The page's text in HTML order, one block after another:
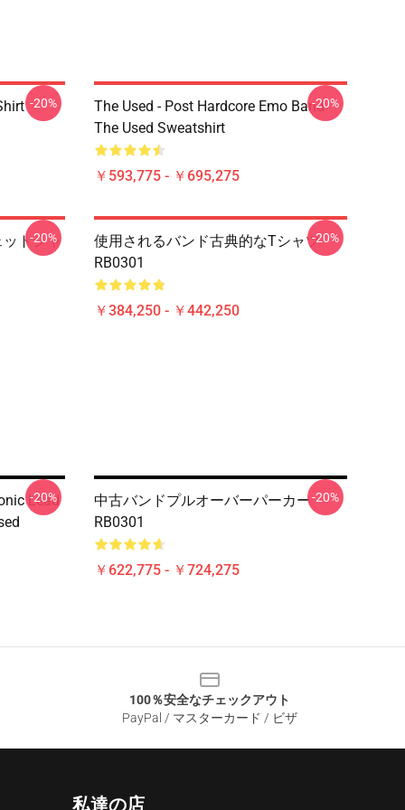
-20%
The Used - Post Hardcore Emo Band
The Used Sweatshirt
￥593,775 - ￥695,275
-20%
トシャ
-20%
使用されるバンド古典的なTシャツ
RB0301
￥384,250 - ￥442,250
-20%
Lead
-20%
中古バンドプルオーバーパーカー
RB0301
￥622,775 - ￥724,275
-20%
100％安全なチェックアウト
PayPal / マスターカード / ビザ
私達の店